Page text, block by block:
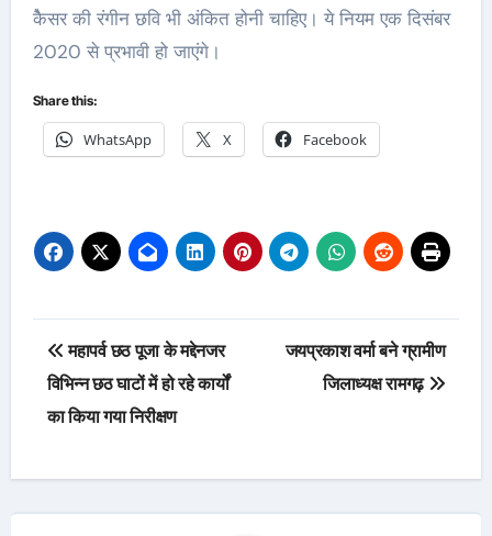
कैेसर की रंगीन छवि भी अंकित होनी चाहिए। ये नियम एक दिसंबर
2020 से प्रभावी हो जाएंगे।
Share this:
WhatsApp X Facebook
Post
navigation
महापर्व छठ पूजा के मद्देनजर
विभिन्न छठ घाटों में हो रहे कार्यों
का किया गया निरीक्षण
जयप्रकाश वर्मा बने ग्रामीण
जिलाध्यक्ष रामगढ़